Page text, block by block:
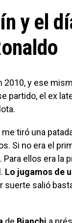
y el
2010, y ese
partido, el ex
tiró una
Si no era el
Para ellos era la
Lo jugamos de
suerte salió